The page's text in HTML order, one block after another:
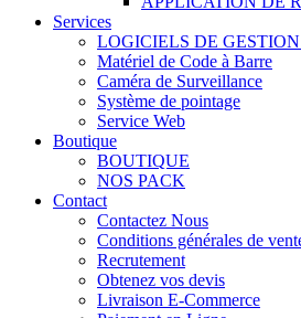
Services
LOGICIELS DE
Matériel de Code à Barre
Caméra de Surveillance
Système de pointage
Service Web
Boutique
BOUTIQUE
NOS PACK
Contact
Contactez Nous
Conditions générales de
Recrutement
Obtenez vos devis
Livraison E-Commerce